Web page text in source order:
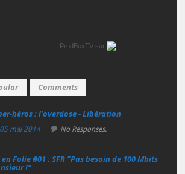
ProdBoxTV sur
Comments
: l’overdose - Libération
05 mai 2014 No Responses.
en Folie #01 : SFR "Pas besoin de 100 Mbits
!"